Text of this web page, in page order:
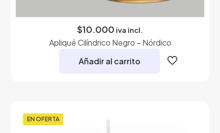
$10.000 iva incl.
Apliqué Cilíndrico Negro – Nórdico
Añadir al carrito
EN OFERTA